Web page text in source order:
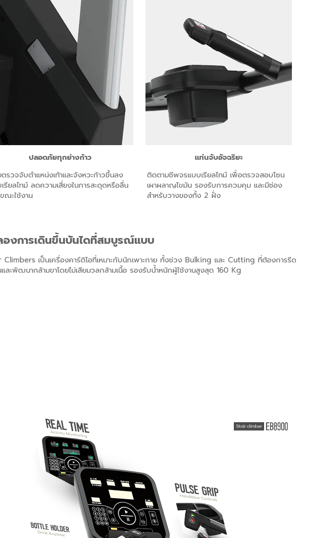
ปลอดภัยทุกย่างก้าว
รวจจับตำแหน่งเท้าและจังหวะก้าวขึ้นลง
รียลไทม์ ลดความเสี่ยงในการสะดุดหรือลื่น
ณะใช้งาน
แท่นจับอัจฉริยะ
ติดตามชีพจรแบบเรียลไทม์ เพื่อตรวจสอบโซน
เผาผลาญไขมัน รองรับการควมคุม และมีช่อง
สำหรับวางของทั้ง 2 ฝั่ง
องการเดินขึ้นบันไดที่สมบูรณ์แบบ
Climbers เป็นเครื่องคาร์ดิโอที่เหมาะกับนักเพาะกาย ทั้งช่วง Bulking และ Cutting ที่ต้องการรีด
และพัฒนากล้ามขาโดยไม่เสียมวลกล้ามเนื้อ รองรับน้ำหนักผู้ใช้งานสูงสุด 160 Kg